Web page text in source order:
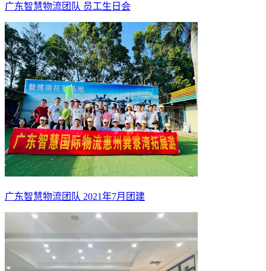
广东智慧物流团队 员工生日会
广东智慧物流团队 2021年7月团建